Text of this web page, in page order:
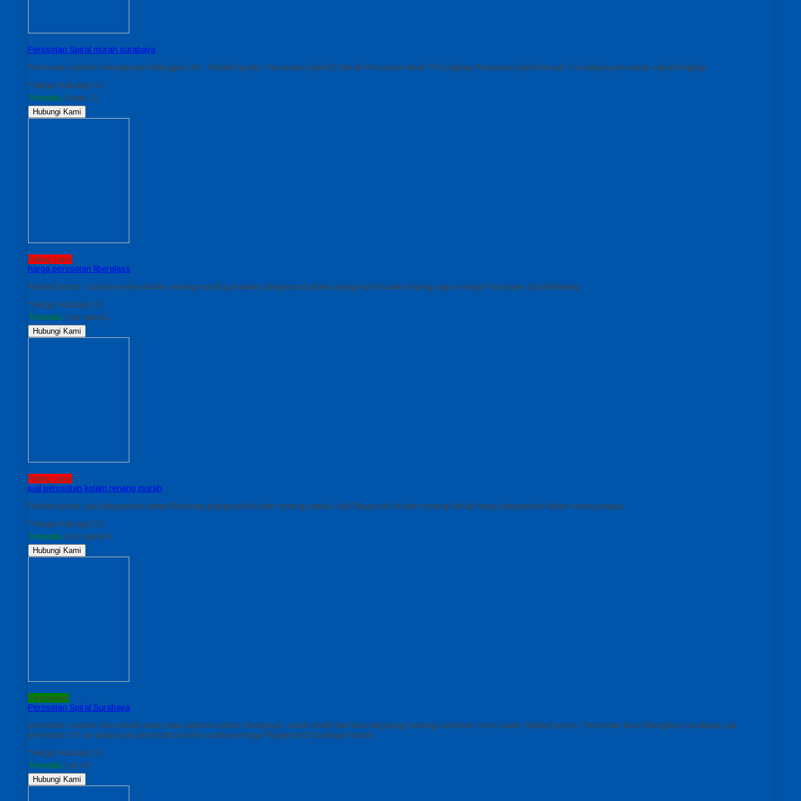
Perosotan Spiral murah surabaya
Perosotan spiral ini mempunyai ketinggian 2m Related posts: Perosotan Spiral 2 Murah Perosotan Anak Tk Lengkap Perosotan Spiral Murah 2 surabaya perosotan spiral lengkap
*Harga Hubungi CS
Tersedia / kode 11
Hubungi Kami
Paling Laris
harga perosotan fiberglass
Related posts: Jual perosotan kolam renang murah jual water playground jakarta playground kolam renang papua Harga Perosotan Spiral Malang
*Harga Hubungi CS
Tersedia / prs spiral L
Hubungi Kami
Paling Laris
jual perosotan kolam renang murah
Related posts: jual playground taman Bandung playground kolam renang papua Jual Playground Kolam renang Murah harga playground kolam renang papua
*Harga Hubungi CS
Tersedia / prs spiral B
Hubungi Kami
Terpopuler
Perosotan Spiral Surabaya
perosotan custom bisa untuk taman atau wahana kolam renangnya, untuk model lain bisa langsung hubungi customer servic kami. Related posts: Perosotan lurus fiberglass surabaya jual
perosotan TK surabaya jual perosotan kodok surabaya harga Playground Surabaya Murah
*Harga Hubungi CS
Tersedia / sp 02
Hubungi Kami